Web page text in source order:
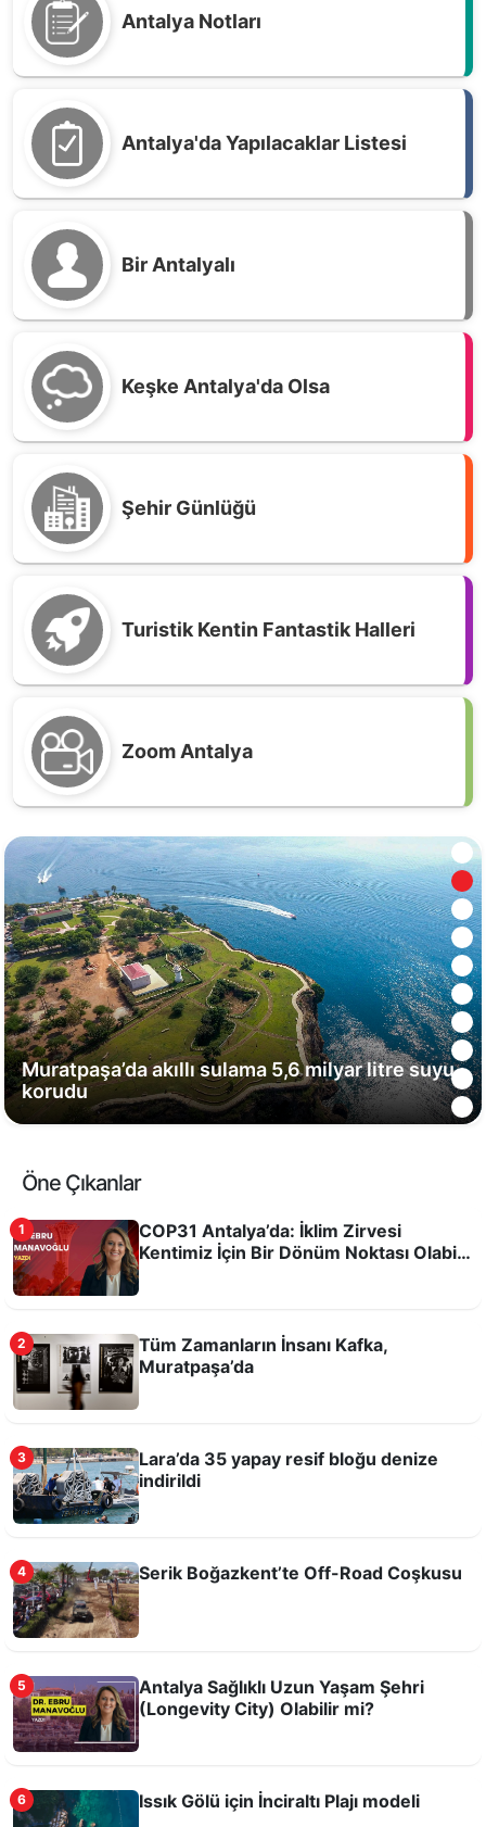
Antalya Notları
Antalya'da Yapılacaklar Listesi
Bir Antalyalı
Keşke Antalya'da Olsa
Şehir Günlüğü
Turistik Kentin Fantastik Halleri
Zoom Antalya
Antalya'da Haftanın En Çok Okunan Kitapları
Muratpaşa’da akıllı sulama 5,6 milyar litre suyu
korudu
Odysseus'un filmi kitabına ilgiyi artırdı
Konseri
Öne Çıkanlar
1
COP31 Antalya’da: İklim Zirvesi
Kentimiz İçin Bir Dönüm Noktası Olabilir
2
Tüm Zamanların İnsanı Kafka,
Muratpaşa’da
3
Lara’da 35 yapay resif bloğu denize
indirildi
4 Serik Boğazkent’te Off-Road Coşkusu
5
Antalya Sağlıklı Uzun Yaşam Şehri
(Longevity City) Olabilir mi?
6 Issık Gölü için İnciraltı Plajı modeli